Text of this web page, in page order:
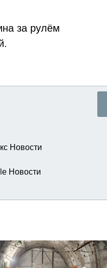
за рулём
Новости
Новости